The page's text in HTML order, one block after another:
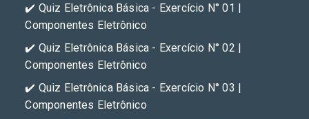
✔️ Quiz Eletrônica Básica - Exercício N° 01 |
Componentes Eletrônico
✔️ Quiz Eletrônica Básica - Exercício N° 02 |
Componentes Eletrônico
✔️ Quiz Eletrônica Básica - Exercício N° 03 |
Componentes Eletrônico